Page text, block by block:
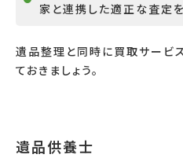
家と連携した適正な査定
遺品整理と同時に買取サービ
ておきましょう。
遺品供養士